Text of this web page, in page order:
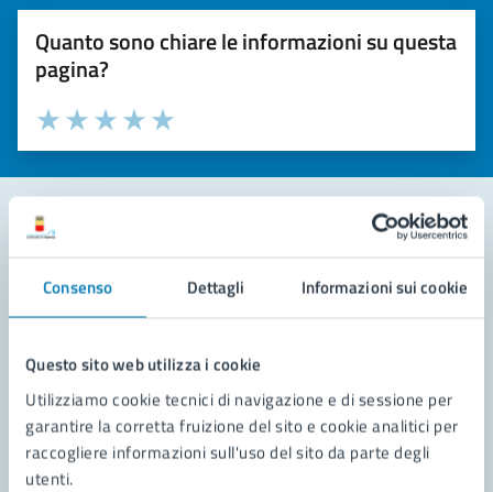
Consenso Dettagli Informazioni sui cookie
Questo sito web utilizza i cookie
Utilizziamo cookie tecnici di navigazione e di sessione per
garantire la corretta fruizione del sito e cookie analitici per
raccogliere informazioni sull'uso del sito da parte degli
utenti.
Quanto sono chiare le informazioni su questa
pagina?
Valuta la chiarezza delle informazioni (da 1 a 5 stelle)
Seleziona il numero di stelle per valutare la chiarezza delle
Valuta 5 stelle su 5
Valuta 4 stelle su 5
Valuta 3 stelle su 5
Valuta 2 stelle su 5
Valuta 1 stelle su 5
Leggi le domande frequenti
Richiedi assistenza
Prenota appuntamento
Problemi in città